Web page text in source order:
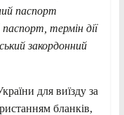
паспорт
термін дії
закордонний
для виїзду за
бланків,